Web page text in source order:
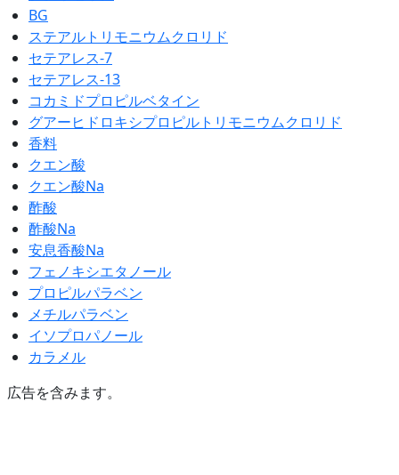
BG
ステアルトリモニウムクロリド
セテアレス-7
セテアレス-13
コカミドプロピルベタイン
グアーヒドロキシプロピルトリモニウムクロリド
香料
クエン酸
クエン酸Na
酢酸
酢酸Na
安息香酸Na
フェノキシエタノール
プロピルパラベン
メチルパラベン
イソプロパノール
カラメル
広告を含みます。